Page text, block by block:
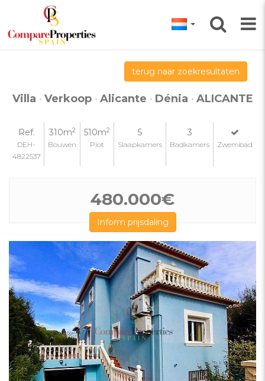
terug naar zoekresultaten
Villa · Verkoop· Alicante · Dénia · ALICANTE
Ref.
DEH-
4822537
310m2
Bouwen
510m2
Plot
5
Slaapkamers
3
Badkamers Zwembad
480.000€
Inform prijsdaling